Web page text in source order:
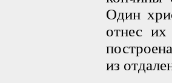
Один
отнес
из